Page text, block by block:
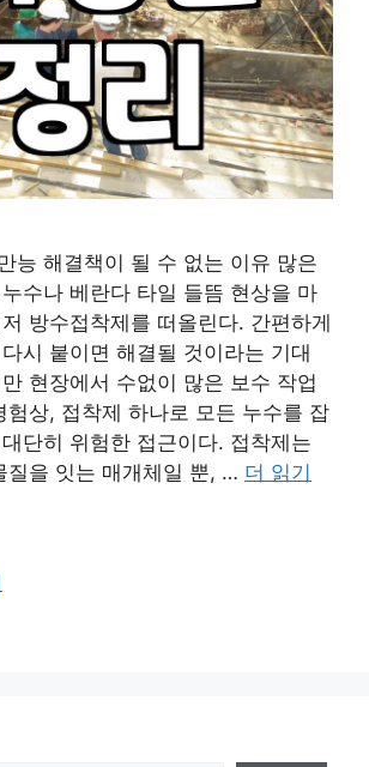
능 해결책이 될 수 없는 이유 많은
수나 베란다 타일 들뜸 현상을 마
방수접착제를 떠올린다. 간편하게
시 붙이면 해결될 것이라는 기대
현장에서 수없이 많은 보수 작업
험상, 접착제 하나로 모든 누수를 잡
단히 위험한 접근이다. 접착제는
질을 잇는 매개체일 뿐, … 더 읽기